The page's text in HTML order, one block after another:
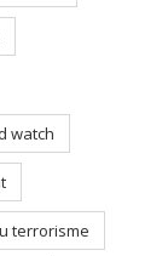
watch
terrorisme